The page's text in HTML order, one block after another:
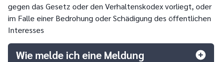
gegen das Gesetz oder den Verhaltenskodex vorliegt, oder
im Falle einer Bedrohung oder Schädigung des öffentlichen
Interesses
Wie melde ich eine Meldung